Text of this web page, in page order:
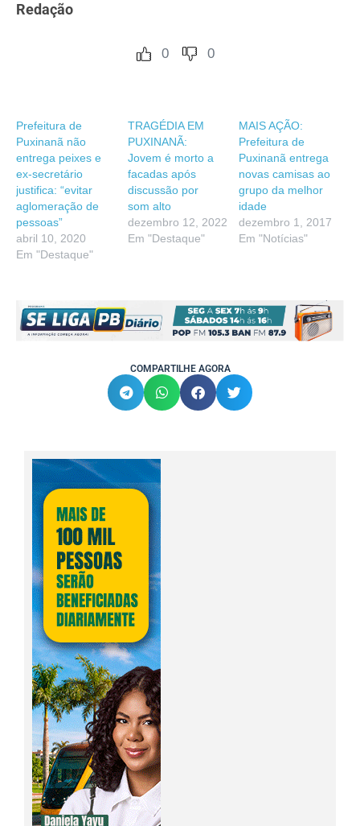
Redação
0 0
Prefeitura de
Puxinanã não
entrega peixes e
ex-secretário
justifica: “evitar
aglomeração de
pessoas”
abril 10, 2020
Em "Destaque"
TRAGÉDIA EM
PUXINANÃ:
Jovem é morto a
facadas após
discussão por
som alto
dezembro 12, 2022
Em "Destaque"
MAIS AÇÃO:
Prefeitura de
Puxinanã entrega
novas camisas ao
grupo da melhor
idade
dezembro 1, 2017
Em "Notícias"
COMPARTILHE AGORA